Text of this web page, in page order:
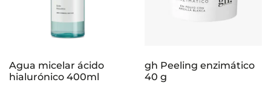
Agua micelar ácido
hialurónico 400ml
gh Peeling enzimático
40 g